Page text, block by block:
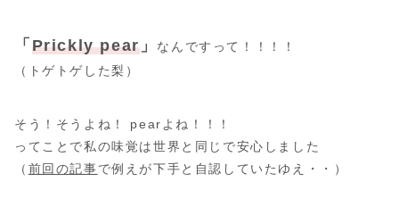
「 Prickly pear」
なんですって！！！！
（トゲトゲした梨）
そう！そうよね！ pearよね！！！
ってことで私の味覚は世界と同じで安心しました
（ 前回の記事で例えが下手と自認していた ゆえ・・ ）